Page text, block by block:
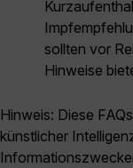
sollten vor
Hinweise
Hinweis: Diese
künstlicher